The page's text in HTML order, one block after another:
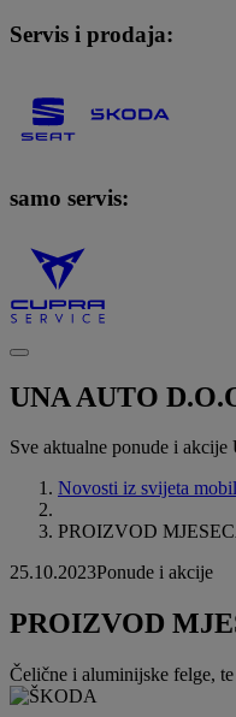
Servis i prodaja:
samo servis:
UNA AUTO
Sve aktualne ponude i
Novosti iz svijeta
PROIZVOD
25.10.2023Ponude i akcije
PROIZVOD
Čelične i aluminijske felge,